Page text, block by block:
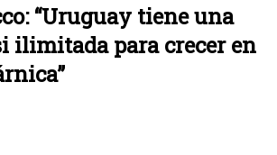
“Uruguay tiene una
ilimitada para crecer en